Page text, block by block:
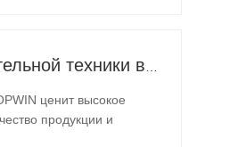
ценит высокое
продукции и